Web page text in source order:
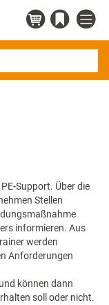
Support. Über die
Stellen
informieren. Aus
werden
Anforderungen
können dann
soll oder nicht.